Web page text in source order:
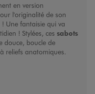
en version
l'originalité de son
Une fantaisie qui va
! Stylées, ces sabots
douce, boucle de
reliefs anatomiques.